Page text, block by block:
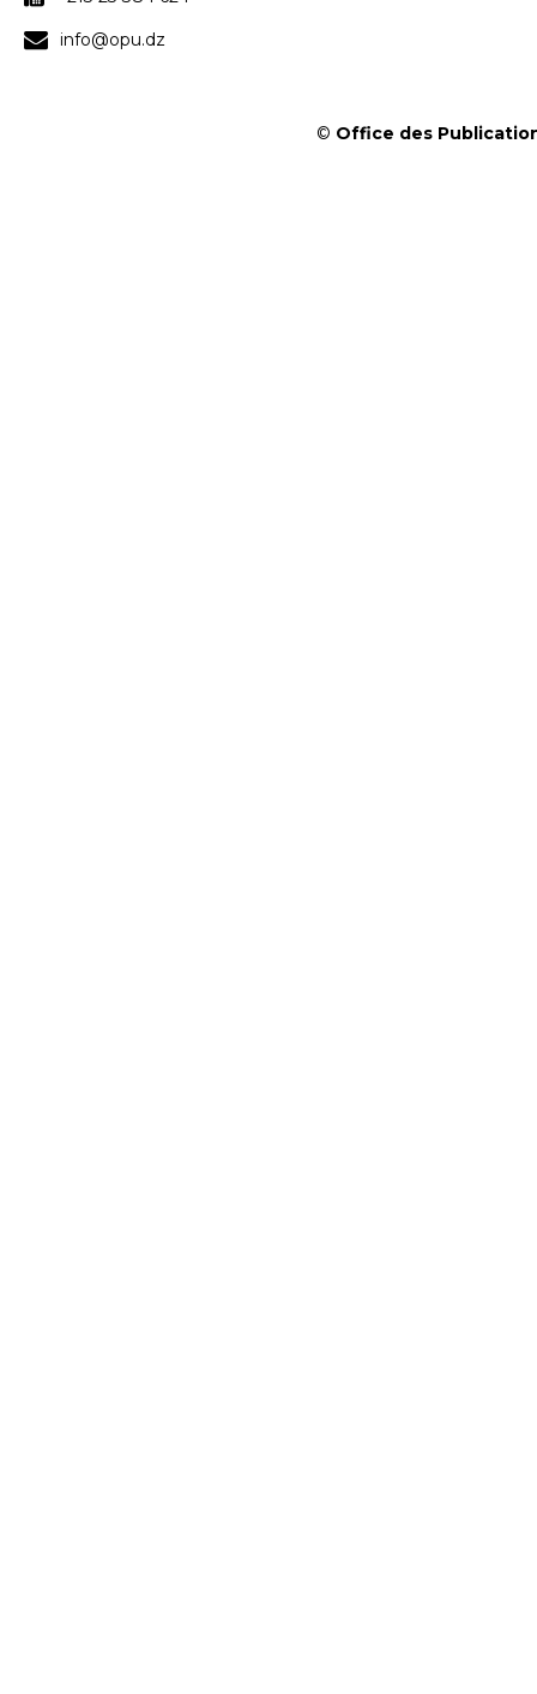
info@opu.dz
© Office des